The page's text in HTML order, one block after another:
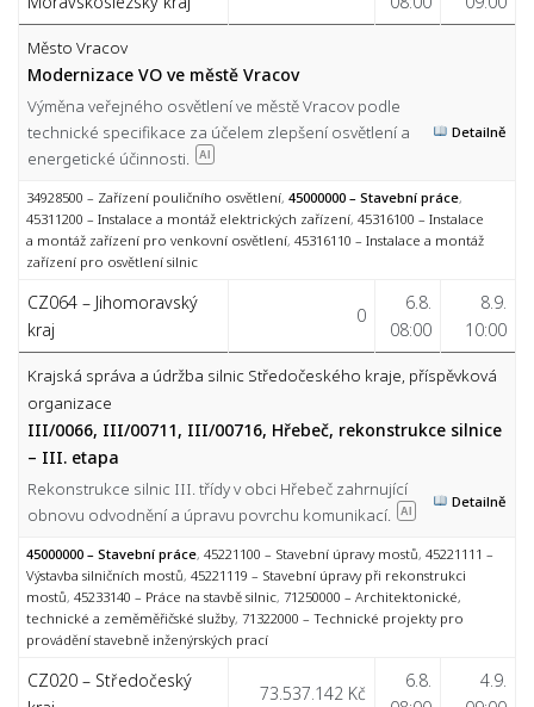
Město Vracov
Modernizace VO ve městě Vracov
Výměna veřejného osvětlení ve městě Vracov podle
technické specifikace za účelem zlepšení osvětlení a
energetické účinnosti.
AI
Detailně
34928500 – Zařízení pouličního osvětlení, 45000000 – Stavební práce,
45311200 – Instalace a montáž elektrických zařízení, 45316100 – Instalace
a montáž zařízení pro venkovní osvětlení, 45316110 – Instalace a montáž
zařízení pro osvětlení silnic
CZ064 – Jihomoravský
kraj
0
6.8.
08:00
8.9.
10:00
Krajská správa a údržba silnic Středočeského kraje, příspěvková
organizace
III/0066, III/00711, III/00716, Hřebeč, rekonstrukce silnice
– III. etapa
Rekonstrukce silnic III. třídy v obci Hřebeč zahrnující
obnovu odvodnění a úpravu povrchu komunikací.
AI
Detailně
45000000 – Stavební práce, 45221100 – Stavební úpravy mostů, 45221111 –
Výstavba silničních mostů, 45221119 – Stavební úpravy při rekonstrukci
mostů, 45233140 – Práce na stavbě silnic, 71250000 – Architektonické,
technické a zeměměřičské služby, 71322000 – Technické projekty pro
provádění stavebně inženýrských prací
CZ020 – Středočeský
73.537.142 Kč
6.8.
4.9.